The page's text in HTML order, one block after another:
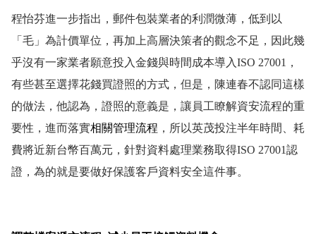
程怡芬進一步指出，郵件包裝業者的利潤微薄，低到以
「毛」為計價單位，再加上高層決策者的觀念不足，因此幾
乎沒有一家業者願意投入金錢與時間成本導入ISO 27001 ，
有些甚至選擇花錢買證照的方式，但是，陳連春不認同這樣
的做法，他認為，證照的意義是，讓員工瞭解資安流程的重
要性，進而落實相關管理流程 ，所以英茂投注半年時間、耗
費將近新台幣百萬元，針對資料處理業務取得ISO 27001認
證，為的就是要做好保護客戶資料安全這件事。